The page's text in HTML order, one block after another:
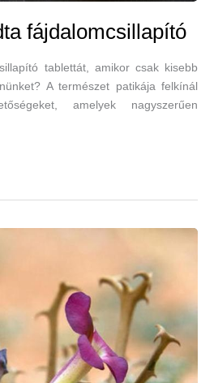
fájdalomcsillapító
tablettát, amikor csak kisebb
A természet patikája felkínál
amelyek nagyszerűen